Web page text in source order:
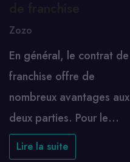
Zozo
En général, le contrat de
franchise offre de
nombreux avantages aux
deux parties. Pour le…
Lire la suite